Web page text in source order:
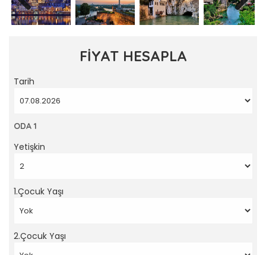
Previous Next
FİYAT HESAPLA
Tarih
ODA 1
Yetişkin
1.Çocuk Yaşı
2.Çocuk Yaşı